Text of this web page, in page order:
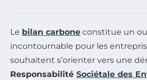
Le bilan carbone constitue un
incontournable pour les
souhaitent s’orienter vers une
Responsabilité Sociétale des